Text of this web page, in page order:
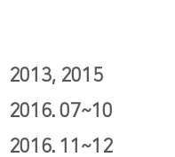
2013, 2015
2016. 07~10
2016. 11~12